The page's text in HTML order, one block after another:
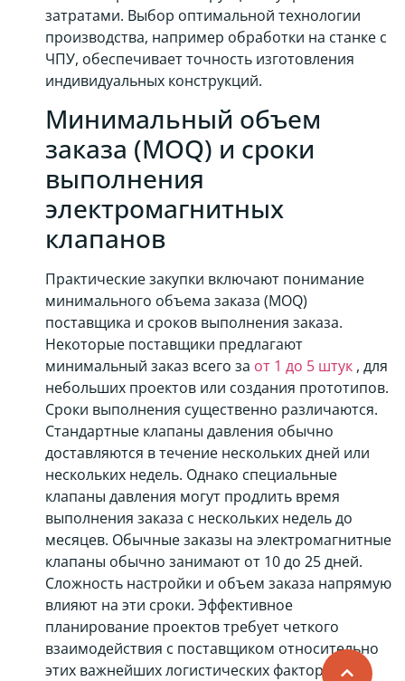
затратами. Выбор оптимальной технологии
производства, например обработки на станке с
ЧПУ, обеспечивает точность изготовления
индивидуальных конструкций.
Минимальный объем
заказа (MOQ) и сроки
выполнения
электромагнитных
клапанов
Практические закупки включают понимание
минимального объема заказа (MOQ)
поставщика и сроков выполнения заказа.
Некоторые поставщики предлагают
минимальный заказ всего за от 1 до 5 штук , для
небольших проектов или создания прототипов.
Сроки выполнения существенно различаются.
Стандартные клапаны давления обычно
доставляются в течение нескольких дней или
нескольких недель. Однако специальные
клапаны давления могут продлить время
выполнения заказа с нескольких недель до
месяцев. Обычные заказы на электромагнитные
клапаны обычно занимают от 10 до 25 дней.
Сложность настройки и объем заказа напрямую
влияют на эти сроки. Эффективное
планирование проектов требует четкого
взаимодействия с поставщиком относительно
этих важнейших логистических факторов.